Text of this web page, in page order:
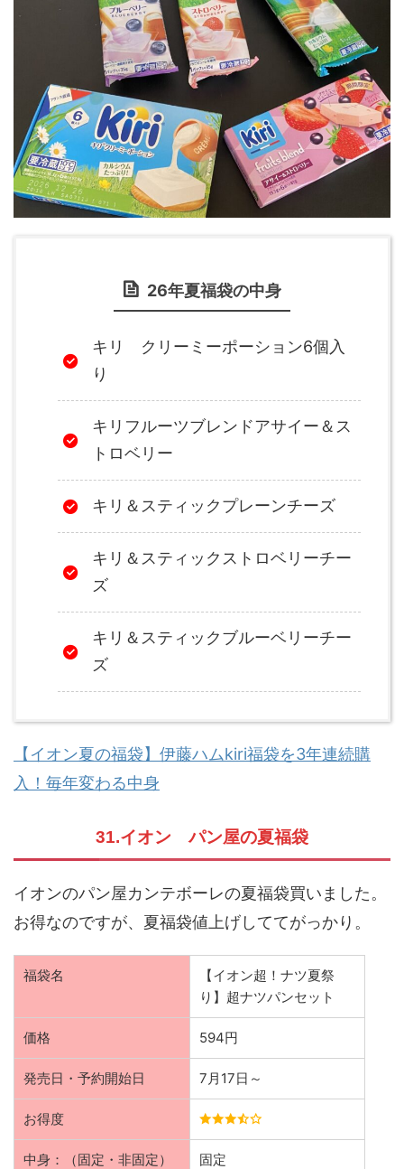
26年夏福袋の中身
キリ クリーミーポーション6個入
り
キリフルーツブレンドアサイー＆ス
トロベリー
キリ＆スティックプレーンチーズ
キリ＆スティックストロベリーチー
ズ
キリ＆スティックブルーベリーチー
ズ
【イオン夏の福袋】伊藤ハムkiri福袋を3年連続購
入！毎年変わる中身
31.イオン パン屋の夏福袋
イオンのパン屋カンテボーレの夏福袋買いました。
お得なのですが、夏福袋値上げしててがっかり。
福袋名
【イオン超！ナツ夏祭
り】超ナツパンセット
価格 594円
発売日・予約開始日 7月17日～
お得度
中身：（固定・非固定） 固定